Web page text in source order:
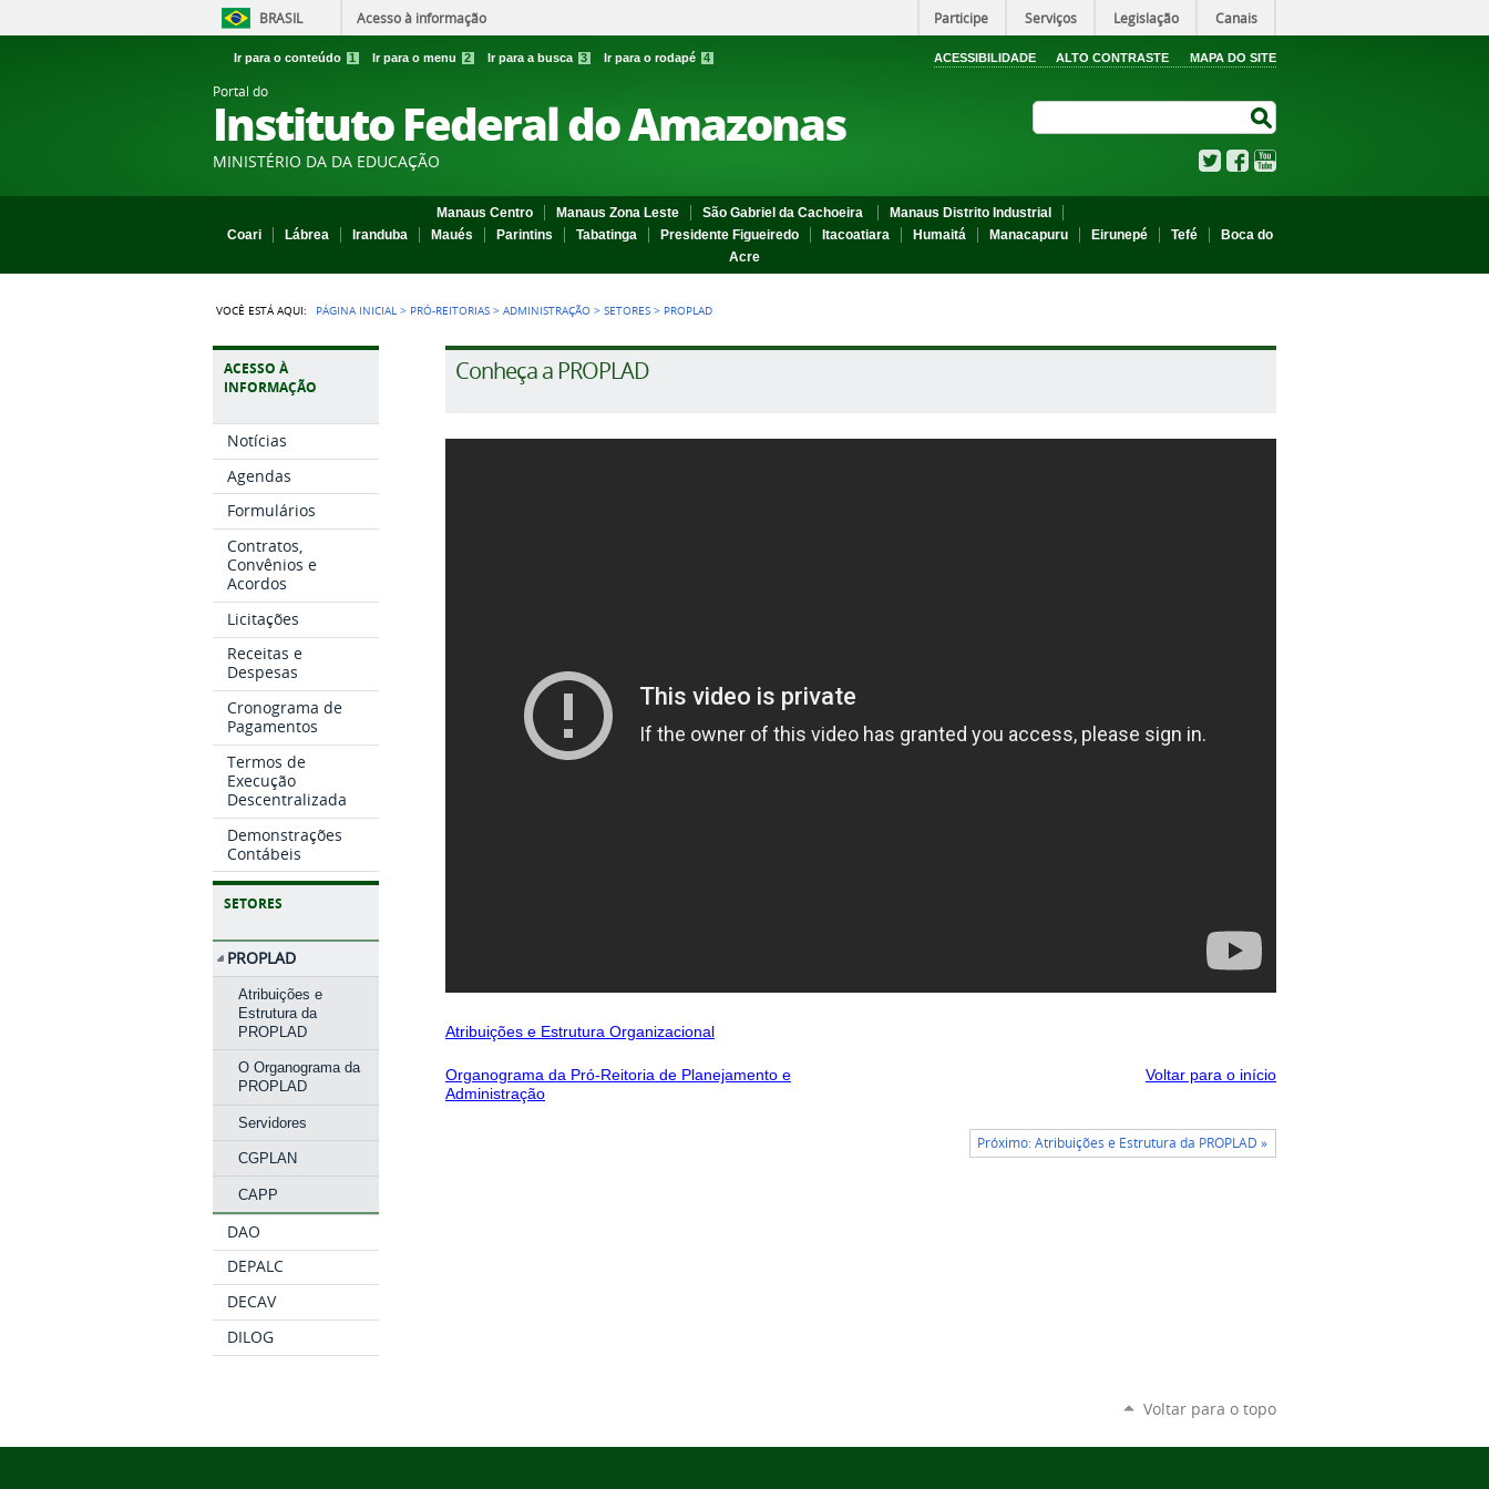
BRASIL Acesso à informação Participe Serviços Legislação Canais
Ir para o conteúdo 1 Ir para o menu 2 Ir para a busca 3 Ir para o rodapé 4 ACESSIBILIDADE ALTO CONTRASTE MAPA DO SITE
Portal do
Instituto Federal do Amazonas
MINISTÉRIO DA DA EDUCAÇÃO TwitterFacebook
Manaus Centro Manaus Zona Leste São Gabriel da Cachoeira
Manaus Distrito Industrial
Coari
Lábrea Iranduba Maués Parintins Tabatinga Presidente Figueiredo Itacoatiara Humaitá Manacapuru Eirunepé Tefé
Boca do
Acre
VOCÊ ESTÁ AQUI: PÁGINA INICIAL > PRÓ-REITORIAS >ADMINISTRAÇÃO >SETORES > PROPLAD
ACESSO À
INFORMAÇÃO
Notícias
Agendas
Formulários
Contratos,
Convênios e
Acordos
Licitações
Receitas e
Despesas
Cronograma de
Pagamentos
Termos de
Execução
Descentralizada
Demonstrações
Contábeis
SETORES
PROPLAD
Atribuições e
Estrutura da
PROPLAD
O Organograma da
PROPLAD
Servidores
CGPLAN
CAPP
DAO
DEPALC
DECAV
DILOG
Conheça a PROPLAD
Atribuições e Estrutura Organizacional
Organograma da Pró-Reitoria de Planejamento e
Administração
Voltar para o início
Próximo: Atribuições e Estrutura da PROPLAD »
Voltar para o topo